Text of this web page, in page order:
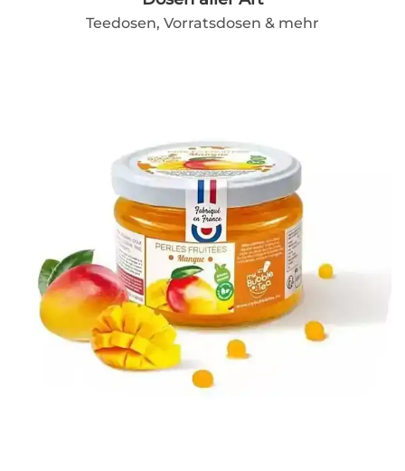
Teedosen, Vorratsdosen & mehr